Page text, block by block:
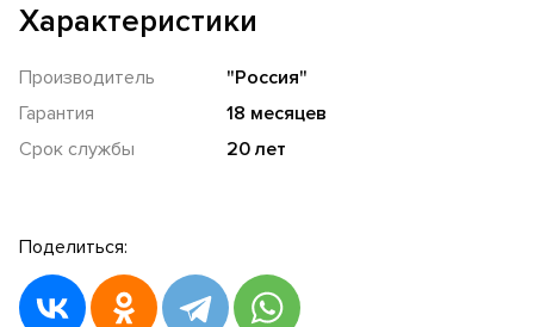
Характеристики
Производитель
"Россия"
Гарантия
18 месяцев
Срок службы
20 лет
Поделиться: